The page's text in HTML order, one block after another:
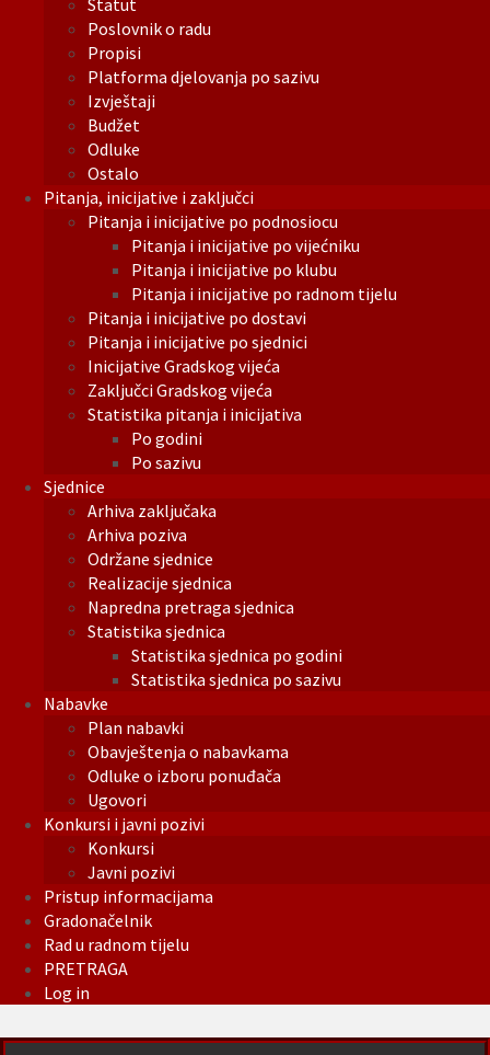
Statut
Poslovnik o radu
Propisi
Platforma djelovanja po sazivu
Izvještaji
Budžet
Odluke
Ostalo
Pitanja, inicijative i zaključci
Pitanja i inicijative po podnosiocu
Pitanja i inicijative po vijećniku
Pitanja i inicijative po klubu
Pitanja i inicijative po radnom tijelu
Pitanja i inicijative po dostavi
Pitanja i inicijative po sjednici
Inicijative Gradskog vijeća
Zaključci Gradskog vijeća
Statistika pitanja i inicijativa
Po godini
Po sazivu
Sjednice
Arhiva zaključaka
Arhiva poziva
Održane sjednice
Realizacije sjednica
Napredna pretraga sjednica
Statistika sjednica
Statistika sjednica po godini
Statistika sjednica po sazivu
Nabavke
Plan nabavki
Obavještenja o nabavkama
Odluke o izboru ponuđača
Ugovori
Konkursi i javni pozivi
Konkursi
Javni pozivi
Pristup informacijama
Gradonačelnik
Rad u radnom tijelu
PRETRAGA
Log in